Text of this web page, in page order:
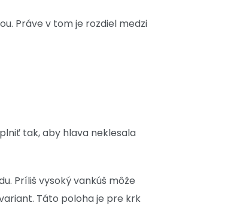
Práve v tom je rozdiel medzi
tak, aby hlava neklesala
Príliš vysoký vankúš môže
Táto poloha je pre krk